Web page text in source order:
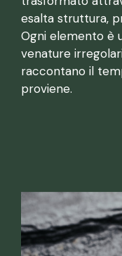
esalta struttura,
Ogni elemento è
venature
raccontano il
proviene.